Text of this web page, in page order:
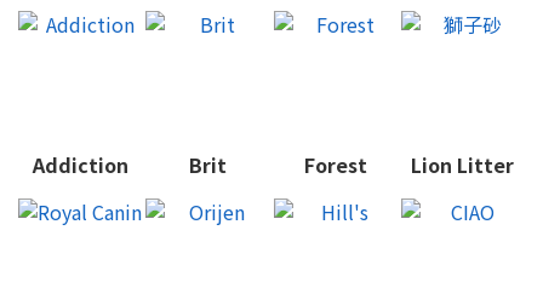
Addiction Brit Forest Lion Litter